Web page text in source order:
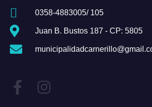
0358-4883005/ 105
Juan B. Bustos 187 - CP: 5805